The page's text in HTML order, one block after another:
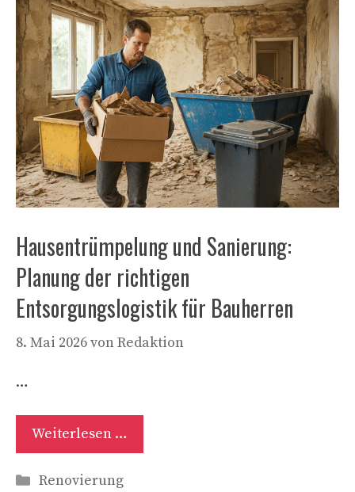
Hausentrümpelung und Sanierung:
Planung der richtigen
Entsorgungslogistik für Bauherren
8. Mai 2026vonRedaktion
…
Weiterlesen …
Kategorien
Renovierung